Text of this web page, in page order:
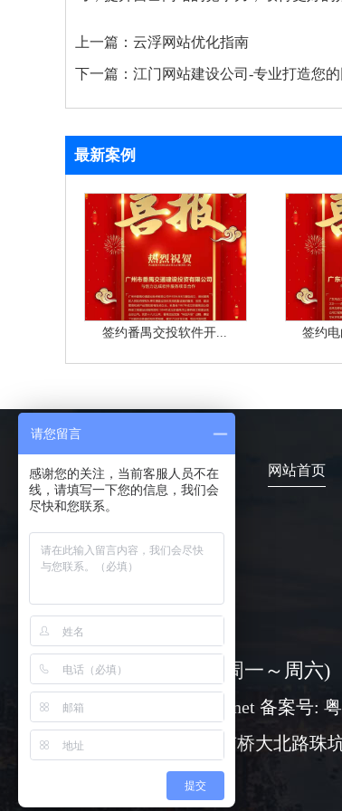
上一篇： 云浮网站优化指南
下一篇： 江门网站建设公司-专业打造您
最新案例
签约番禺交投软件开... 签约电
网站首页
08:30-18:00 ( 周一～周六)
www@chuangli.net 备案号:
广州市番禺区市桥大北路珠
请您留言
感谢您的关注，当前客服人员不在
线，请填写一下您的信息，我们会
尽快和您联系。
提交